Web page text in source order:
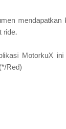
mendapatkan
ride.
MotorkuX
Red)